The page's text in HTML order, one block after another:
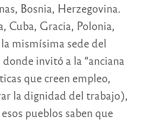
Bosnia, Herzegovina.
Cuba, Gracia, Polonia,
mismísima sede del
invitó a la “anciana
que creen empleo,
la dignidad del trabajo),
pueblos saben que